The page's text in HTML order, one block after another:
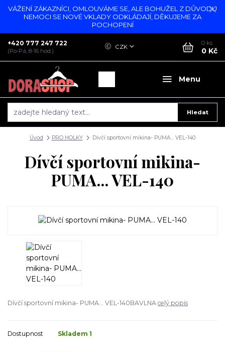
VÁŽENÍ ZÁKAZNÍCI, OMLOUVÁME SE, ALE BOHUŽEL Z DŮVODU
NEMOCI SE NOVÉ VKLADY ODKLÁDAJÍ, DĚKUJEME ZA
POCHOPENÍ
Menu
CZK
Hledat
+420 777 247 722
(Po-Pá, 8-16 hod.)
0 ks
0 Kč
Úvod PRO HOLKY Dívčí sportovní mikina- PUMA... VEL-140
Dívčí sportovní mikina-
PUMA... VEL-140
Dívčí sportovní mikina- PUMA... VEL-140BAVLNA celý popis
Dostupnost Skladem 1